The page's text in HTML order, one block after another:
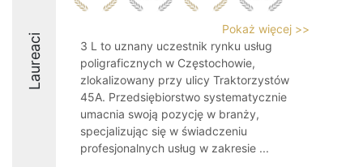
Laureaci
Pokaż więcej >>
3 L to uznany uczestnik rynku usług
poligraficznych w Częstochowie,
zlokalizowany przy ulicy Traktorzystów
45A. Przedsiębiorstwo systematycznie
umacnia swoją pozycję w branży,
specjalizując się w świadczeniu
profesjonalnych usług w zakresie ...